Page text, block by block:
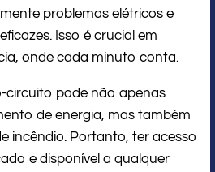
problemas elétricos e
Isso é crucial em
onde cada minuto conta.
circuito pode não apenas
de energia, mas também
incêndio. Portanto, ter acesso
e disponível a qualquer